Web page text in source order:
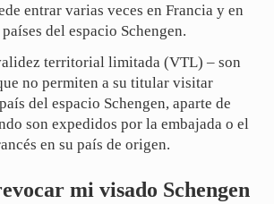
entrar varias veces en Francia y en
del espacio Schengen.
territorial limitada (VTL) – son
no permiten a su titular visitar
del espacio Schengen, aparte de
son expedidos por la embajada o el
en su país de origen.
mi visado Schengen